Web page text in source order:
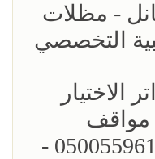
- مظلات
التخصصي
مواقف
سيارات بالرياض - 0500559613 -